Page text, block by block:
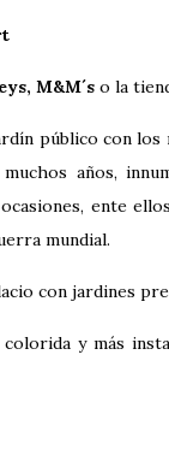
M&M´s o la
público con los
años,
ente
mundial.
con jardines
y más